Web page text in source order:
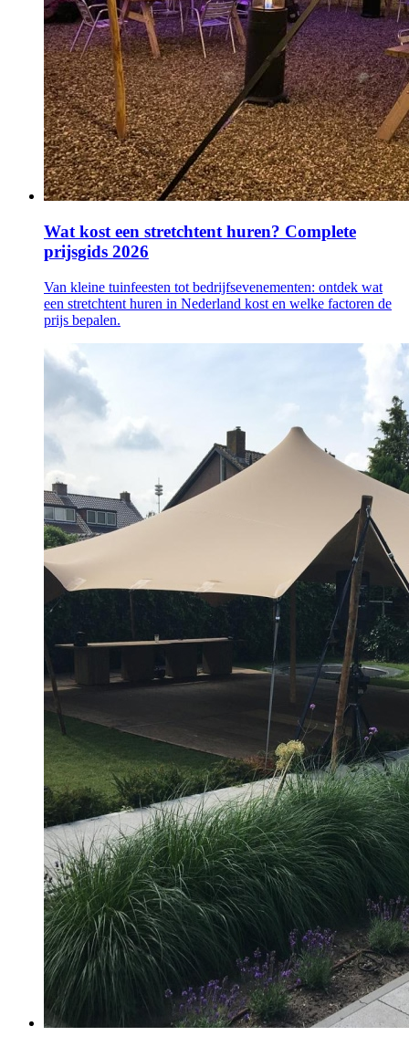
Wat kost een stretchtent huren? Complete
prijsgids 2026
Van kleine tuinfeesten tot bedrijfsevenementen: ontdek wat
een stretchtent huren in Nederland kost en welke factoren de
prijs bepalen.